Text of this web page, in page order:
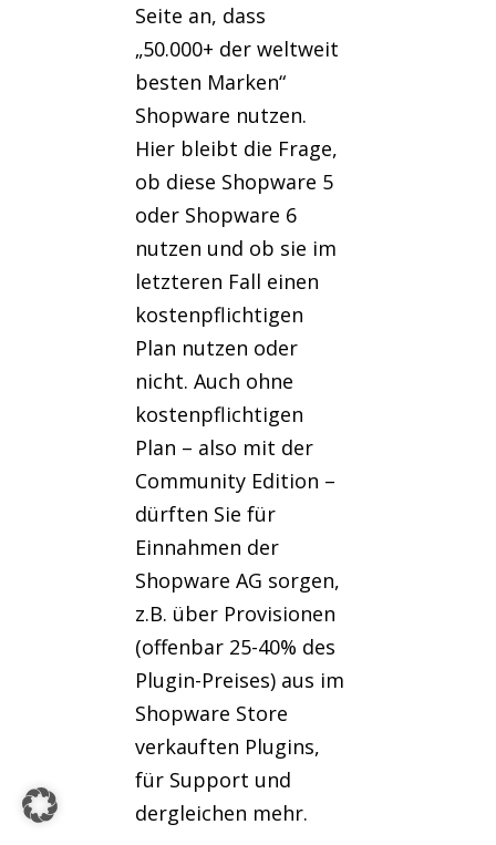
Seite an, dass
„50.000+ der weltweit
besten Marken“
Shopware nutzen.
Hier bleibt die Frage,
ob diese Shopware 5
oder Shopware 6
nutzen und ob sie im
letzteren Fall einen
kostenpflichtigen
Plan nutzen oder
nicht. Auch ohne
kostenpflichtigen
Plan – also mit der
Community Edition –
dürften Sie für
Einnahmen der
Shopware AG sorgen,
z.B. über Provisionen
(offenbar 25-40% des
Plugin-Preises) aus im
Shopware Store
verkauften Plugins,
für Support und
dergleichen mehr.